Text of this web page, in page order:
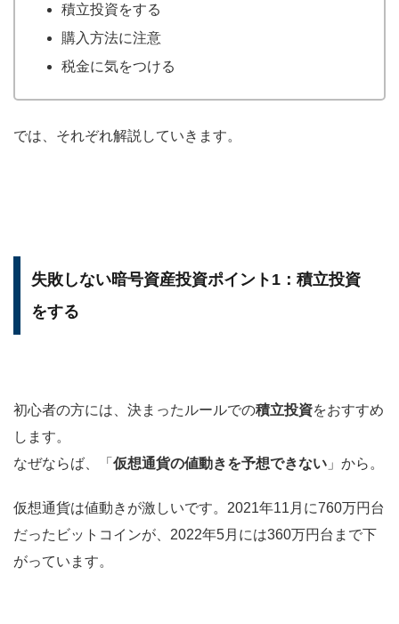
積立投資をする
購入方法に注意
税金に気をつける
では、それぞれ解説していきます。
失敗しない暗号資産投資ポイント1：積立投資
をする
初心者の方には、決まったルールでの積立投資をおすすめ
します。
なぜならば、「 仮想通貨の値動きを予想できない 」から。
仮想通貨は値動きが激しいです。2021年11月に760万円台
だったビットコインが、2022年5月には360万円台まで下
がっています。